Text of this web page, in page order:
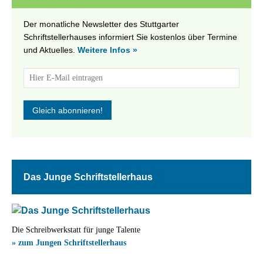
Der monatliche Newsletter des Stuttgarter
Schriftstellerhauses informiert Sie kostenlos über Termine
und Aktuelles. Weitere Infos »
Das Junge Schriftstellerhaus
Die Schreibwerkstatt für junge Talente
» zum Jungen Schriftstellerhaus